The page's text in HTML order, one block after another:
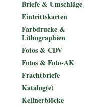
Briefe & Umschläge
Eintrittskarten
Farbdrucke &
Lithographien
Fotos & CDV
Fotos & Foto-AK
Frachtbriefe
Katalog(e)
Kellnerblöcke